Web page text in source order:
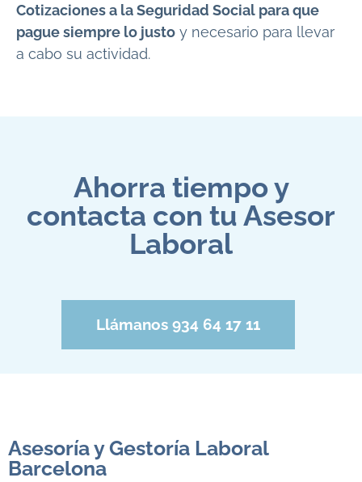
Cotizaciones a la Seguridad Social para que
pague siempre lo justo y necesario para llevar
a cabo su actividad.
Ahorra tiempo y
contacta con tu Asesor
Laboral
Llámanos 934 64 17 11
Asesoría y Gestoría Laboral
Barcelona